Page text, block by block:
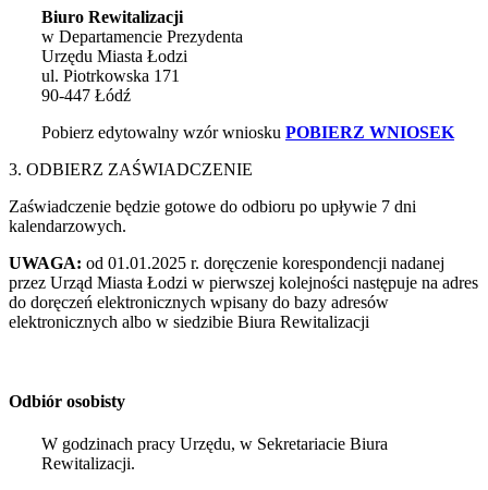
Biuro Rewitalizacji
w Departamencie Prezydenta
Urzędu Miasta Łodzi
ul. Piotrkowska 171
90-447 Łódź
Pobierz edytowalny wzór wniosku POBIERZ WNIOSEK
3. ODBIERZ ZAŚWIADCZENIE
Zaświadczenie będzie gotowe do odbioru po upływie 7 dni
kalendarzowych.
UWAGA: od 01.01.2025 r. doręczenie korespondencji nadanej
przez Urząd Miasta Łodzi w pierwszej kolejności następuje na adres
do doręczeń elektronicznych wpisany do bazy adresów
elektronicznych albo w siedzibie Biura Rewitalizacji
Odbiór osobisty
W godzinach pracy Urzędu, w Sekretariacie Biura
Rewitalizacji.